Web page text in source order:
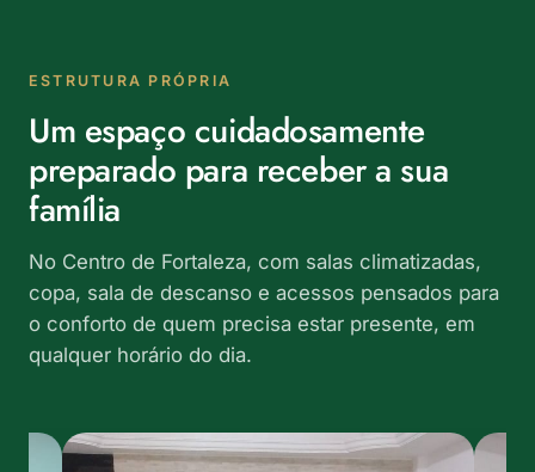
ESTRUTURA PRÓPRIA
Um espaço cuidadosamente
preparado para receber a sua
família
No Centro de Fortaleza, com salas climatizadas,
copa, sala de descanso e acessos pensados para
o conforto de quem precisa estar presente, em
qualquer horário do dia.